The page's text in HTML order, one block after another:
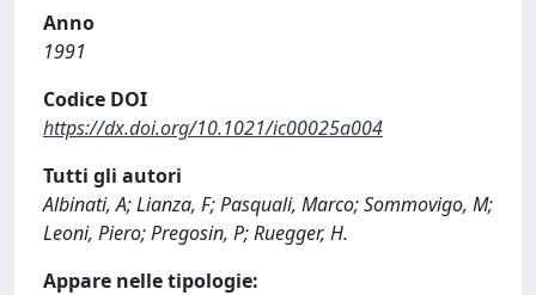
Anno
1991
Codice DOI
https://dx.doi.org/10.1021/ic00025a004
Tutti gli autori
Albinati, A; Lianza, F; Pasquali, Marco; Sommovigo, M;
Leoni, Piero; Pregosin, P; Ruegger, H.
Appare nelle tipologie: